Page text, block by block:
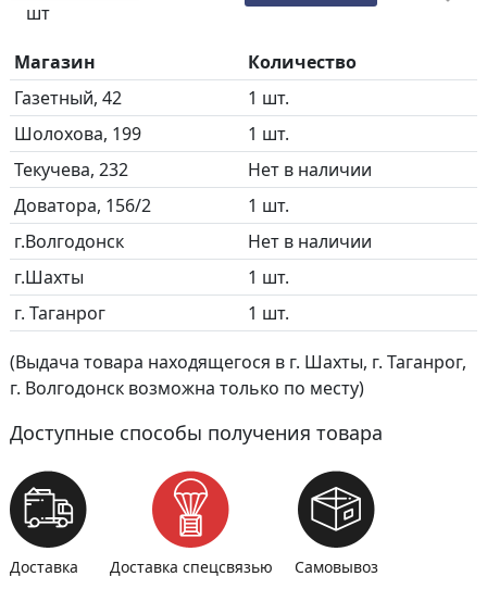
шт
Магазин
Количество
Газетный, 42
1 шт.
Шолохова, 199
1 шт.
Текучева, 232
Нет в наличии
Доватора, 156/2
1 шт.
г.Волгодонск
Нет в наличии
г.Шахты
1 шт.
г. Таганрог
1 шт.
(Выдача товара находящегося в г. Шахты, г. Таганрог,
г. Волгодонск возможна только по месту)
Доступные способы получения товара
Доставка Доставка спецсвязью Самовывоз